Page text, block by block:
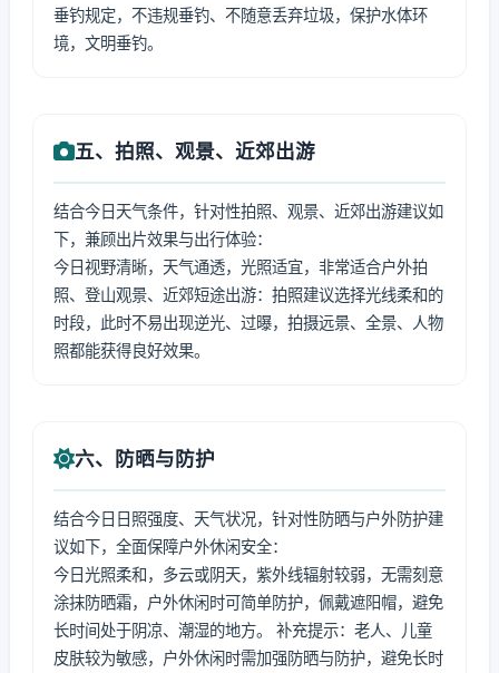
垂钓规定，不违规垂钓、不随意丢弃垃圾，保护水体环
境，文明垂钓。
五、拍照、观景、近郊出游
结合今日天气条件，针对性拍照、观景、近郊出游建议如
下，兼顾出片效果与出行体验：
今日视野清晰，天气通透，光照适宜，非常适合户外拍
照、登山观景、近郊短途出游：拍照建议选择光线柔和的
时段，此时不易出现逆光、过曝，拍摄远景、全景、人物
照都能获得良好效果。
六、防晒与防护
结合今日日照强度、天气状况，针对性防晒与户外防护建
议如下，全面保障户外休闲安全：
今日光照柔和，多云或阴天，紫外线辐射较弱，无需刻意
涂抹防晒霜，户外休闲时可简单防护，佩戴遮阳帽，避免
长时间处于阴凉、潮湿的地方。 补充提示：老人、儿童
皮肤较为敏感，户外休闲时需加强防晒与防护，避免长时